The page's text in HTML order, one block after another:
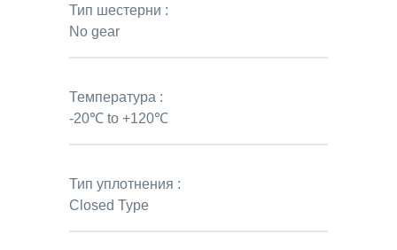
Тип шестерни :
No gear
Температура :
-20℃ to +120℃
Тип уплотнения :
Closed Type